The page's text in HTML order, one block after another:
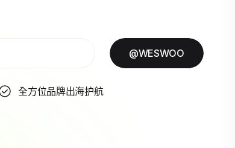
@WESWOO
全方位品牌出海护航